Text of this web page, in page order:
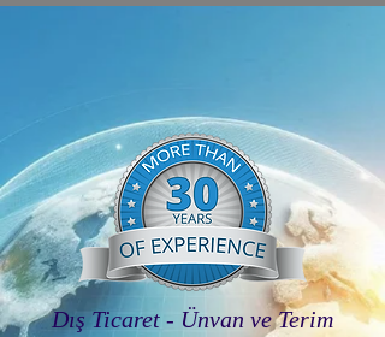
Dış Ticaret - Ünvan ve Terim